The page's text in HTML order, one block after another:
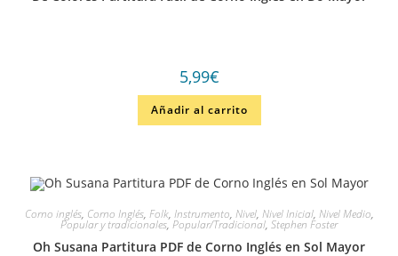
5,99€
Añadir al carrito
Corno inglés, Corno Inglés, Folk, Instrumento, Nivel, Nivel Inicial, Nivel Medio,
Popular y tradicionales,Popular/Tradicional, Stephen Foster
Oh Susana Partitura PDF de Corno Inglés en Sol Mayor